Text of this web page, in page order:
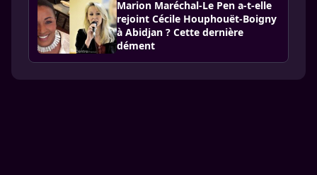
Marion Maréchal-Le Pen a-t-elle
rejoint Cécile Houphouët-Boigny
à Abidjan ? Cette dernière
dément